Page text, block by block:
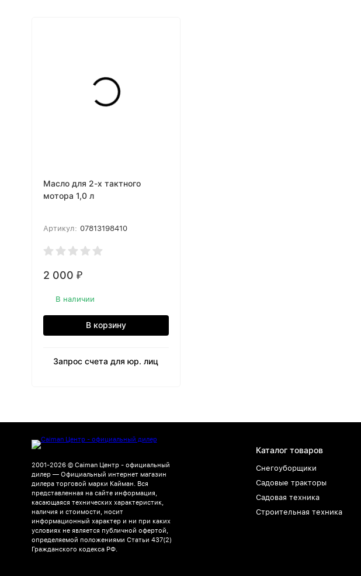
Масло для 2-х тактного
мотора 1,0 л
Артикул: 07813198410
2 000 ₽
В наличии
В корзину
Запрос счета для юр. лиц
2001-2026 © Caiman Центр - официальный
дилер — Официальный интернет магазин
дилера торговой марки Кайман. Вся
представленная на сайте информация,
касающаяся технических характеристик,
наличия и стоимости, носит
информационный характер и ни при каких
условиях не является публичной офертой,
определяемой положениями Статьи 437(2)
Гражданского кодекса РФ.
Каталог товаров
Снегоуборщики
Садовые тракторы
Садовая техника
Строительная техника